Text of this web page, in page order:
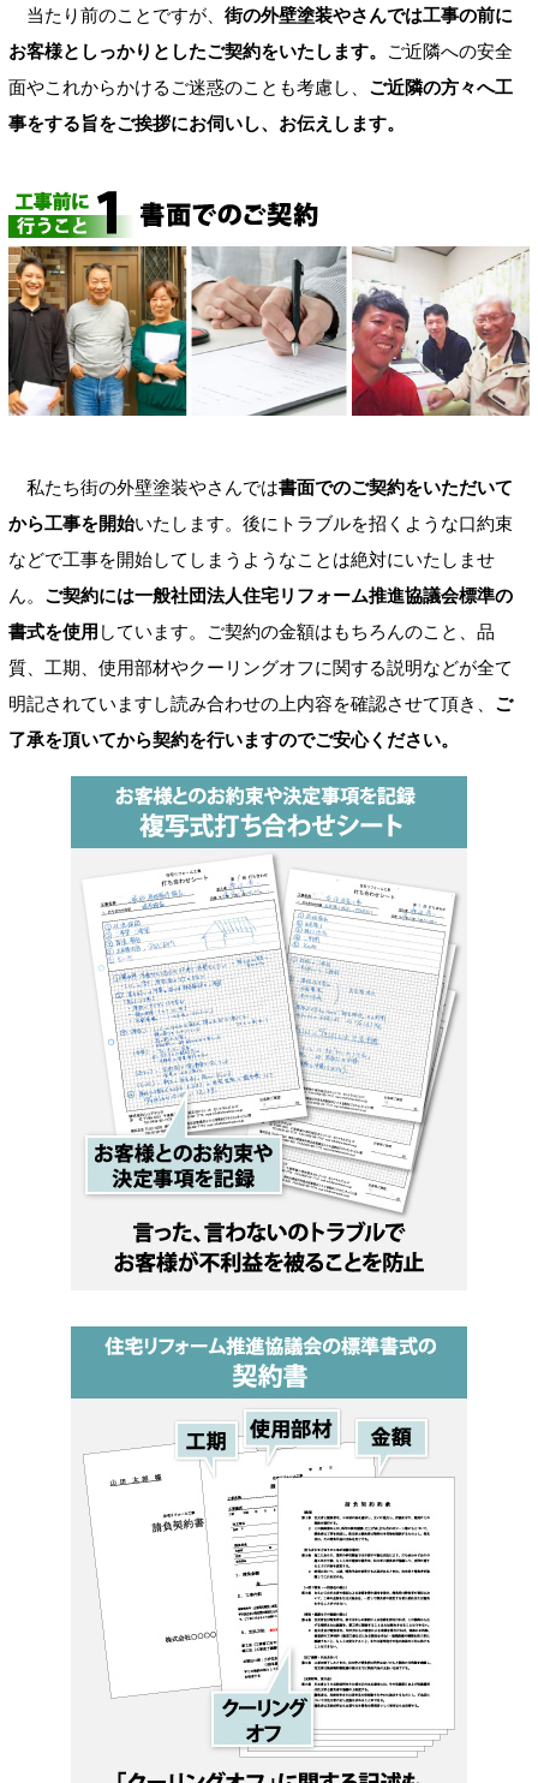
当たり前のことですが、 街の外壁塗装やさんでは工事の前に
お客様としっかりとしたご契約をいたします。
ご近隣への安全
面やこれからかけるご迷惑のことも考慮し、 ご近隣の方々へ工
事をする旨をご挨拶にお伺いし、お伝えします。
私たち街の外壁塗装やさんでは書面でのご契約をいただいて
から工事を開始いたします。後にトラブルを招くような口約束
などで工事を開始してしまうようなことは絶対にいたしませ
ん。 ご契約には一般社団法人住宅リフォーム推進協議会標準の
書式を使用 しています。ご契約の金額はもちろんのこと、品
質、工期、使用部材やクーリングオフに関する説明などが全て
明記されていますし読み合わせの上内容を確認させて頂き、 ご
了承を頂いてから契約を行いますのでご安心ください。